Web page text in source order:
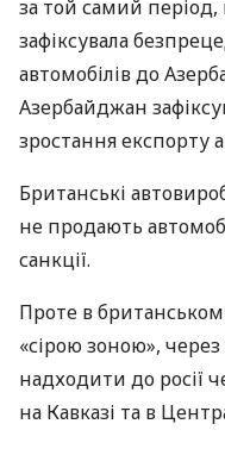
за той самий
зафіксувала
автомобілів до
Азербайджан
зростання експорту
Британські
не продають
санкції.
Проте в
«сірою зоною»,
надходити до росії
на Кавказі та в